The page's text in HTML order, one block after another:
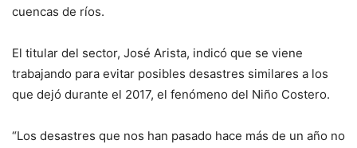
cuencas de ríos.
El titular del sector, José Arista, indicó que se viene
trabajando para evitar posibles desastres similares a los
que dejó durante el 2017, el fenómeno del Niño Costero.
“Los desastres que nos han pasado hace más de un año no